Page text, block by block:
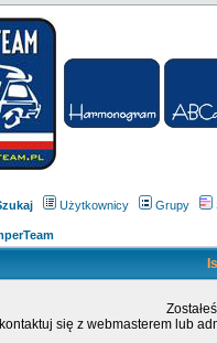
Użytkownicy Grupy
się z webmasterem lub